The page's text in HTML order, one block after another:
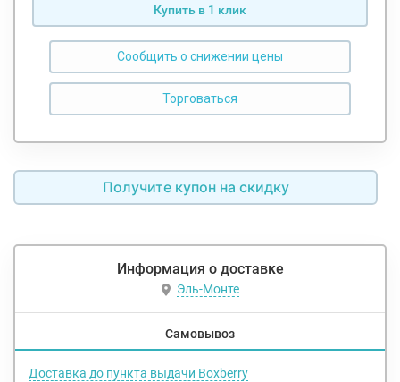
Купить в 1 клик
Сообщить о снижении цены
Получите купон на скидку
Информация о доставке
Эль-Монте
Самовывоз
Доставка до пункта выдачи Boxberry